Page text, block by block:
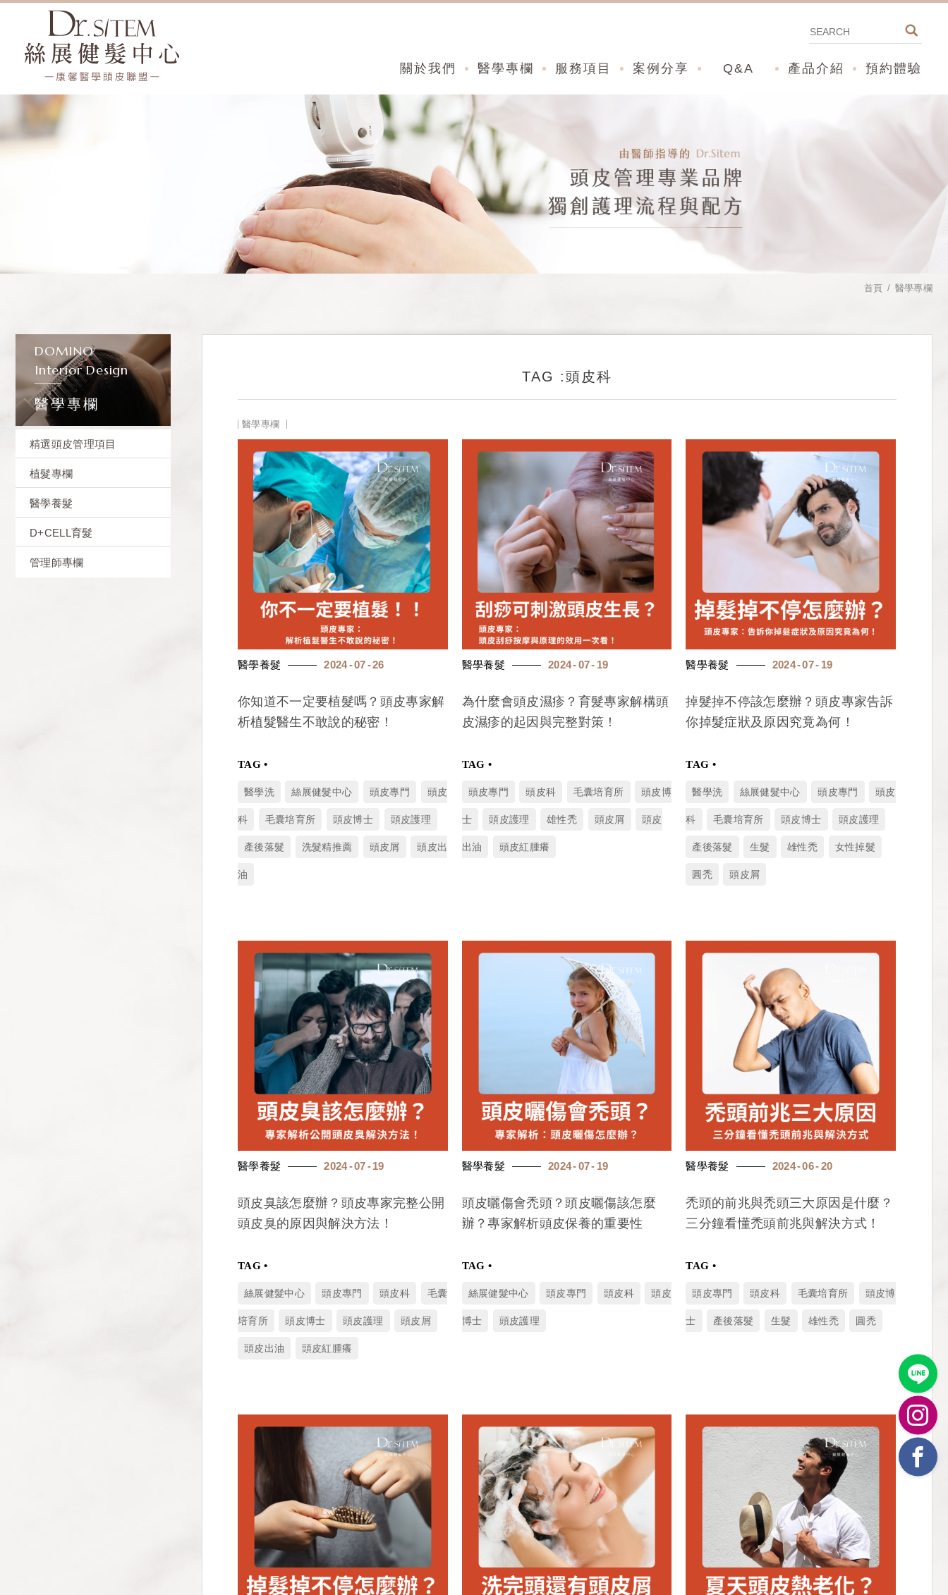
關於我們 醫學專欄 服務項目 案例分享 Q&A 產品介紹 預約體驗
首頁 醫學專欄
DOMINO
Interior Design
醫學專欄
精選頭皮管理項目
植髮專欄
醫學養髮
D+CELL育髮
管理師專欄
TAG :頭皮科
醫學專欄
醫學養髮 26
07
2024
你知道不一定要植髮嗎？頭皮專家解
析植髮醫生不敢說的秘密！
醫學洗 絲展健髮中心 頭皮專門 頭皮
科 毛囊培育所 頭皮博士 頭皮護理
產後落髮 洗髮精推薦 頭皮屑 頭皮出
油
醫學養髮 19
07
2024
為什麼會頭皮濕疹？育髮專家解構頭
皮濕疹的起因與完整對策！
頭皮專門 頭皮科 毛囊培育所 頭皮博
士 頭皮護理 雄性禿 頭皮屑 頭皮
出油 頭皮紅腫癢
醫學養髮 19
07
2024
掉髮掉不停該怎麼辦？頭皮專家告訴
你掉髮症狀及原因究竟為何！
醫學洗 絲展健髮中心 頭皮專門 頭皮
科 毛囊培育所 頭皮博士 頭皮護理
產後落髮 生髮 雄性禿 女性掉髮
圓禿 頭皮屑
醫學養髮 19
07
2024
頭皮臭該怎麼辦？頭皮專家完整公開
頭皮臭的原因與解決方法！
絲展健髮中心 頭皮專門 頭皮科 毛囊
培育所 頭皮博士 頭皮護理 頭皮屑
頭皮出油 頭皮紅腫癢
醫學養髮 19
07
2024
頭皮曬傷會禿頭？頭皮曬傷該怎麼
辦？專家解析頭皮保養的重要性
絲展健髮中心 頭皮專門 頭皮科 頭皮
博士 頭皮護理
醫學養髮 20
06
2024
禿頭的前兆與禿頭三大原因是什麼？
三分鐘看懂禿頭前兆與解決方式！
頭皮專門 頭皮科 毛囊培育所 頭皮博
士 產後落髮 生髮 雄性禿 圓禿